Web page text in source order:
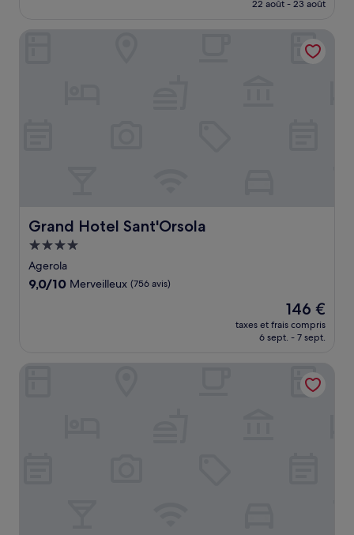
de
648 €
22 août - 23 août
Grand Hotel Sant'Orsola
Grand Hotel Sant'Orsola
Hébergement
4.0 étoiles
Agerola
9.0
9,0/10 Merveilleux (756 avis)
Le
nouveau
prix
de
146 €
146 €
taxes et frais compris
6 sept. - 7 sept.